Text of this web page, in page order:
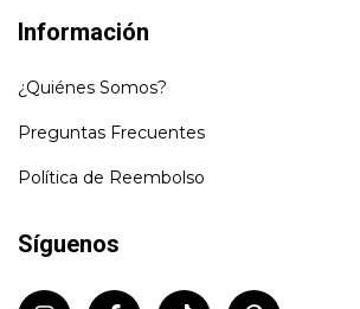
Información
¿Quiénes Somos?
Preguntas Frecuentes
Política de Reembolso
Síguenos